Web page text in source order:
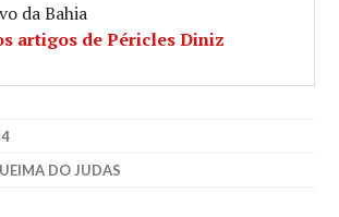
da Bahia
artigos de Péricles Diniz
DO JUDAS